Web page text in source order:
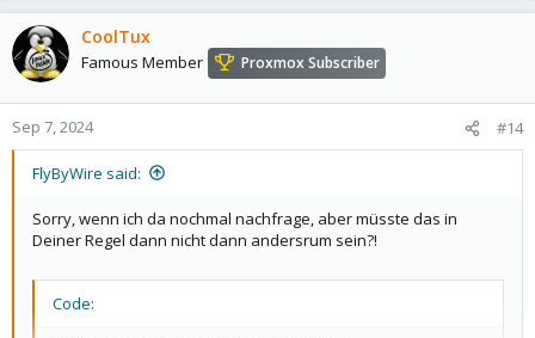
CoolTux
Famous Member Proxmox Subscriber
Sep 7, 2024 #14
FlyByWire said:
Sorry, wenn ich da nochmal nachfrage, aber müsste das in
Deiner Regel dann nicht dann andersrum sein?!
Code: